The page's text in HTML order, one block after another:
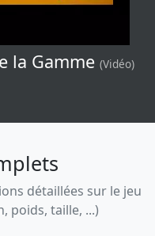
la Gamme (Vidéo)
détaillées sur le jeu
poids, taille, ...)